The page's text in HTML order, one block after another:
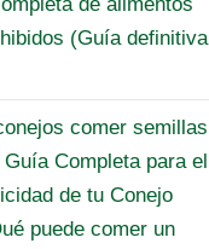
(Guía definitiva
comer semillas
Completa para el
de tu Conejo
puede comer un